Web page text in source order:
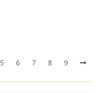
5 6 7 8 9